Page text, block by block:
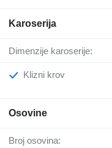
Karoserija
Dimenzije karoserije:
Klizni krov
Osovine
Broj osovina: